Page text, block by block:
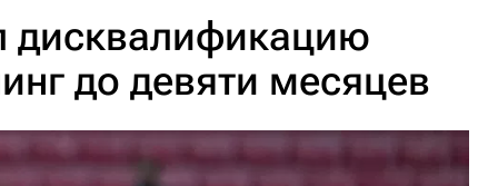
дисквалификацию
до девяти месяцев